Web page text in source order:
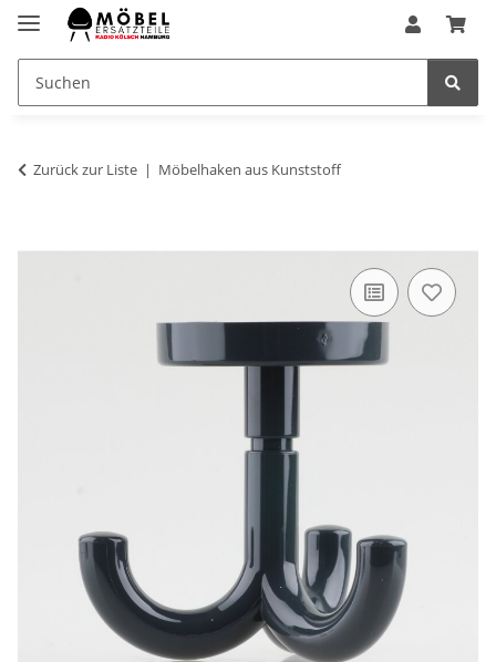
Zurück zur Liste Möbelhaken aus Kunststoff